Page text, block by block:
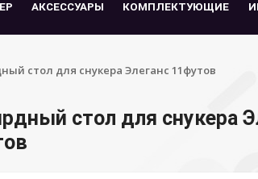
АКСЕССУАРЫ КОМПЛЕКТУЮЩИЕ
стол для снукера Элеганс 11футов
стол для снукера